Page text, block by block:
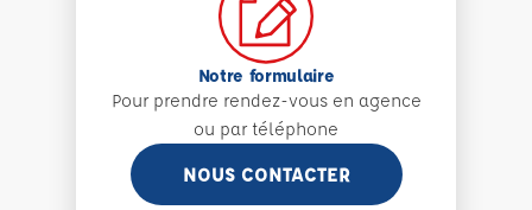
Notre formulaire
Pour prendre rendez-vous en agence
ou par téléphone
NOUS CONTACTER